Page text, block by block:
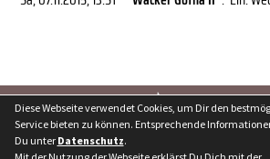
soccero.de
Besucherstatistik
Diese Webseite verwendet Cookies, um Dir den
Service bieten zu können. Entsprechende
Du unter Datenschutz.